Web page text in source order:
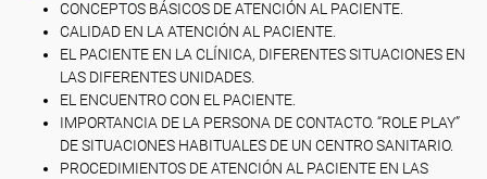
CONCEPTOS BÁSICOS DE ATENCIÓN AL PACIENTE.
CALIDAD EN LA ATENCIÓN AL PACIENTE.
EL PACIENTE EN LA CLÍNICA, DIFERENTES SITUACIONES EN
LAS DIFERENTES UNIDADES.
EL ENCUENTRO CON EL PACIENTE.
IMPORTANCIA DE LA PERSONA DE CONTACTO. “ROLE PLAY”
DE SITUACIONES HABITUALES DE UN CENTRO SANITARIO.
PROCEDIMIENTOS DE ATENCIÓN AL PACIENTE EN LAS